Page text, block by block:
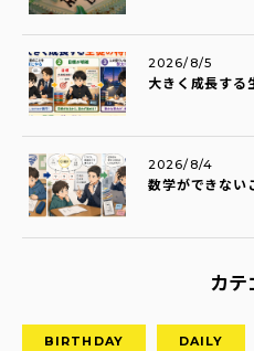
大きく成長する
2026/8/5
数学ができない
2026/8/4
カテ
BIRTHDAY DAILY